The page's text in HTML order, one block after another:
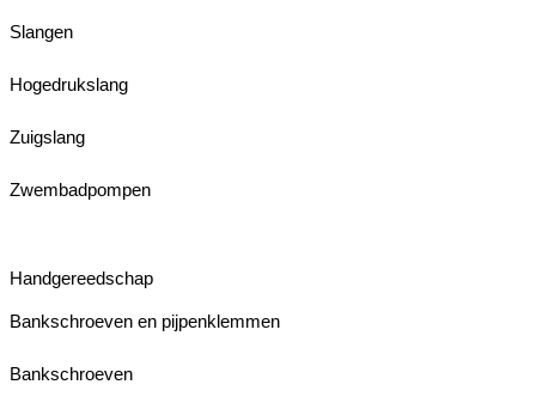
Slangen
Hogedrukslang
Zuigslang
Zwembadpompen
Handgereedschap
Bankschroeven en pijpenklemmen
Bankschroeven